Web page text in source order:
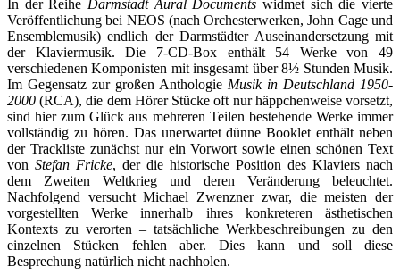
In der Reihe Darmstadt Aural Documents widmet sich die vierte
Veröffentlichung bei NEOS (nach Orchesterwerken, John Cage und
Ensemblemusik) endlich der Darmstädter Auseinandersetzung mit
der Klaviermusik. Die 7-CD-Box enthält 54 Werke von 49
verschiedenen Komponisten mit insgesamt über 8½ Stunden Musik.
Im Gegensatz zur großen Anthologie Musik in Deutschland 1950-
2000 (RCA), die dem Hörer Stücke oft nur häppchenweise vorsetzt,
sind hier zum Glück aus mehreren Teilen bestehende Werke immer
vollständig zu hören. Das unerwartet dünne Booklet enthält neben
der Trackliste zunächst nur ein Vorwort sowie einen schönen Text
von Stefan Fricke, der die historische Position des Klaviers nach
dem Zweiten Weltkrieg und deren Veränderung beleuchtet.
Nachfolgend versucht Michael Zwenzner zwar, die meisten der
vorgestellten Werke innerhalb ihres konkreteren ästhetischen
Kontexts zu verorten – tatsächliche Werkbeschreibungen zu den
einzelnen Stücken fehlen aber. Dies kann und soll diese
Besprechung natürlich nicht nachholen.